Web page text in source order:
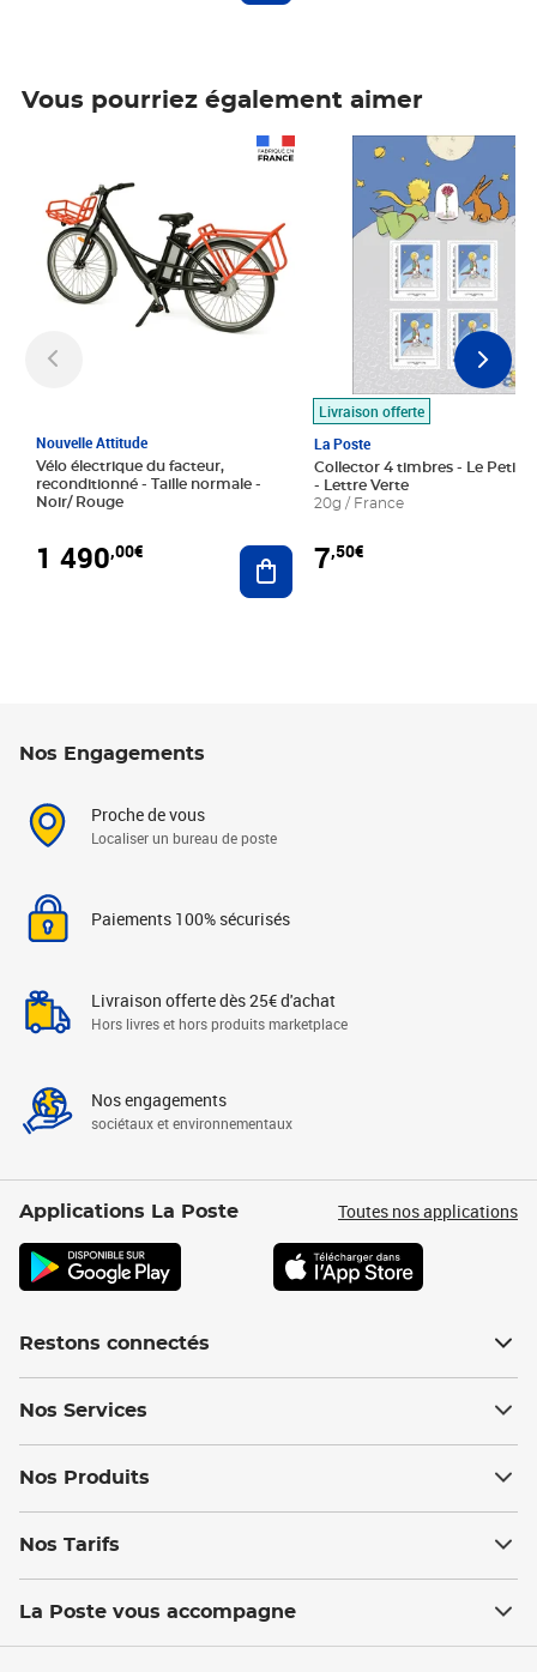
Vous pourriez également aimer
Nouvelle Attitude
Vélo électrique du facteur,
reconditionné - Taille normale -
Noir/ Rouge
1 490,00€ Ajouter au panier
Livraison offerte
La Poste
Collector 4 timbres - Le Petit
- Lettre Verte
20g / France
7,50€
Prix 7,50€
Nos Engagements
Proche de vous
Localiser un bureau de poste
Paiements 100% sécurisés
Livraison offerte dès 25€ d'achat
Hors livres et hors produits marketplace
Nos engagements
sociétaux et environnementaux
Applications La Poste Toutes nos applications
Restons connectés
Nos Services
Nos Produits
Nos Tarifs
La Poste vous accompagne